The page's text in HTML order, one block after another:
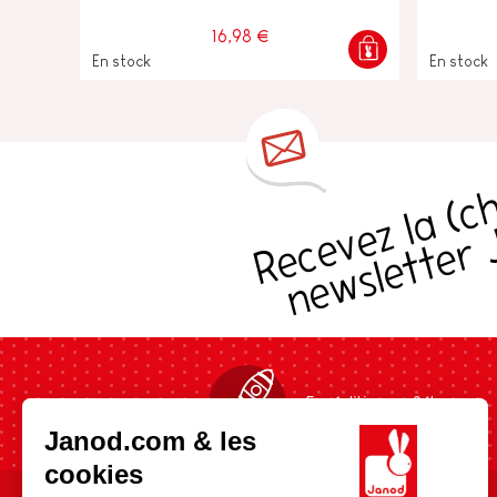
Janod.com & les
cookies
16,98 €
En stock En stock
Expédition en 24h